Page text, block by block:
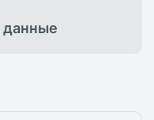
данные